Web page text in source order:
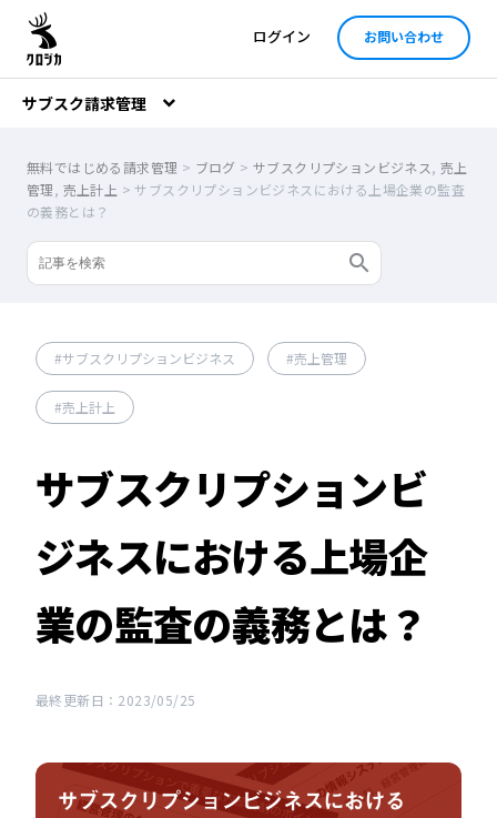
ログイン お問い合わせ
サブスク請求管理
無料ではじめる請求管理 > ブログ >サブスクリプションビジネス,売上
管理, 売上計上 >サブスクリプションビジネスにおける上場企業の監査
の義務とは？
サブスクリプションビジネス 売上管理
売上計上
サブスクリプションビ
ジネスにおける上場企
業の監査の義務とは？
最終更新日：2023/05/25